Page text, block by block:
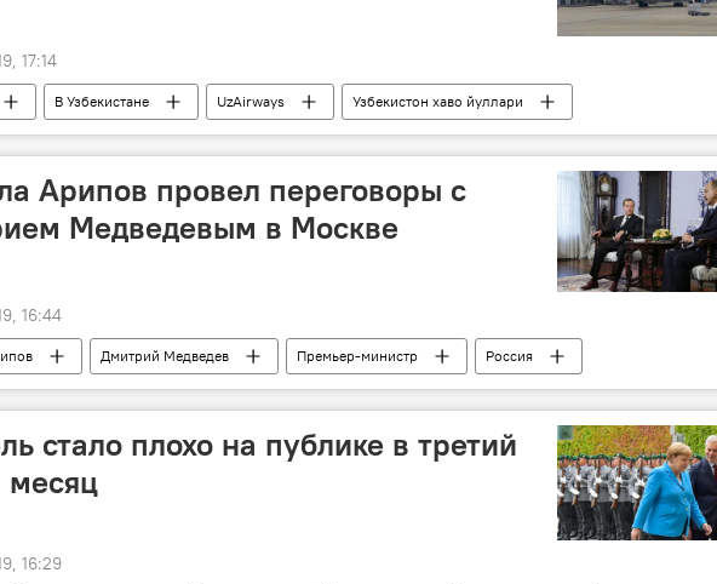
17:14
В Узбекистане UzAirways
Узбекистон хаво йуллари
Карши Ташкент
Арипов провел переговоры с
Медведевым в Москве
16:44
Дмитрий Медведев Премьер-министр
Россия
визит Политика
стало плохо на публике в третий
месяц
16:29